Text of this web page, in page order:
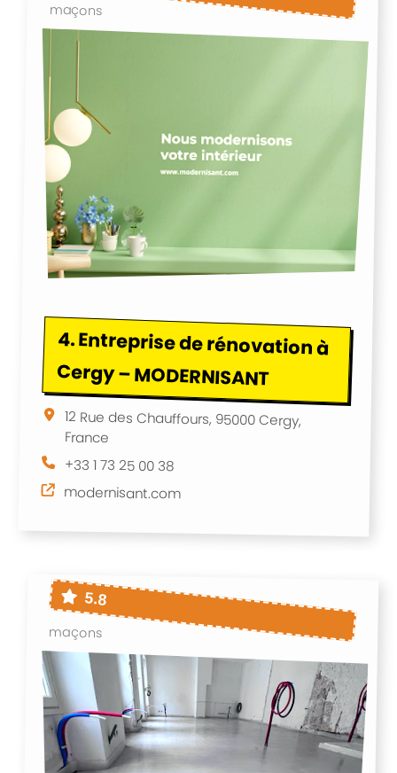
maçons
4.Entreprise de rénovation à
Cergy – MODERNISANT
12 Rue des Chauffours, 95000 Cergy,
France
+33 1 73 25 00 38
modernisant.com
5.8
maçons